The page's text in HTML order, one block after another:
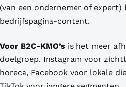
(van een ondernemer of expert)
bedrijfspagina-content.
Voor B2C-KMO’s is het meer
doelgroep. Instagram voor
horeca, Facebook voor lokale